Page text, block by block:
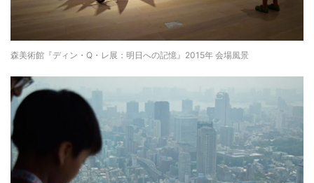
森美術館『ディン・Q・レ展：明日への記憶』2015年 会場風景